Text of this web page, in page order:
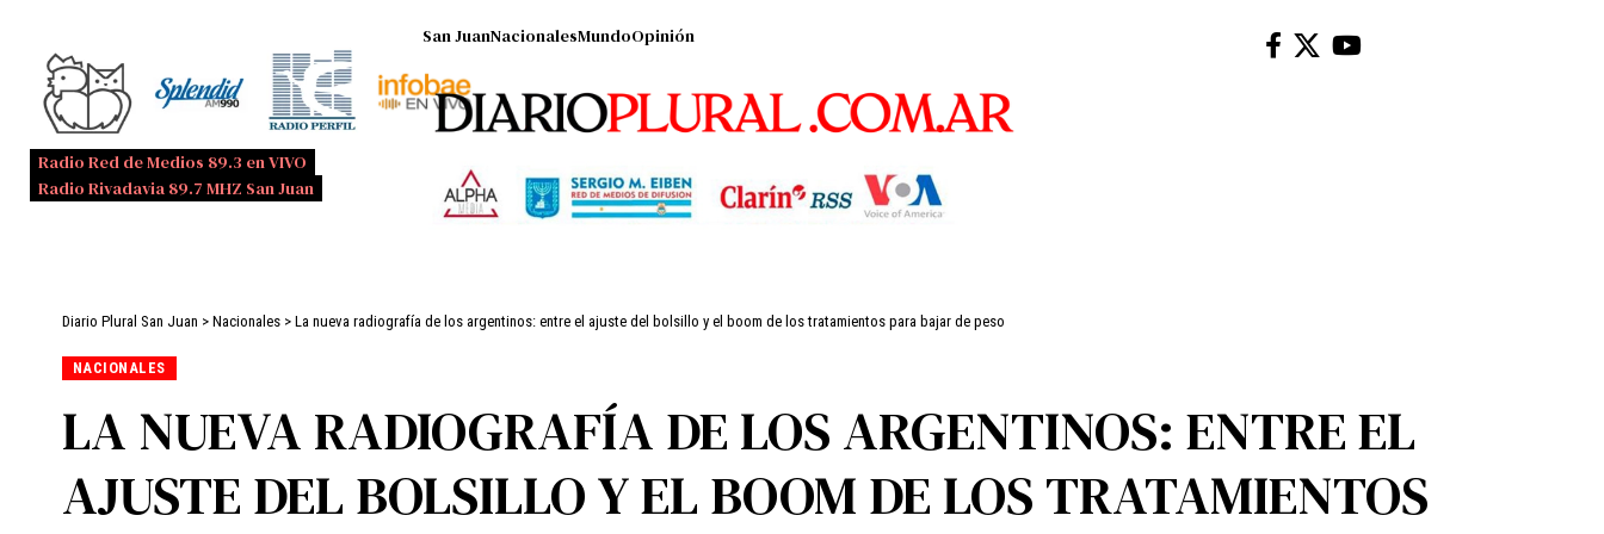
Radio Red de Medios 89.3 en VIVO
Radio Rivadavia 89.7 MHZ San Juan
San JuanNacionalesMundoOpinión
Diario Plural San Juan > Nacionales > La nueva radiografía de los argentinos: entre el ajuste del bolsillo y el boom de los tratamientos para bajar de peso
NACIONALES
LA NUEVA RADIOGRAFÍA DE LOS ARGENTINOS: ENTRE EL
AJUSTE DEL BOLSILLO Y EL BOOM DE LOS TRATAMIENTOS